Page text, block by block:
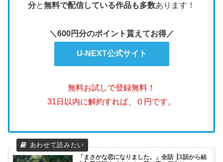
分と無料で配信している作品も多数あります！
＼600円分のポイント貰えてお得／
U-NEXT公式サイト
無料お試しで登録無料！
31日以内に解約すれば、０円です。
「まさかな恋になりました。」全話【1話から結